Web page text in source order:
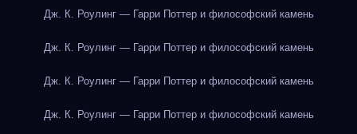
Дж. К. Роулинг — Гарри Поттер и философский камень
Дж. К. Роулинг — Гарри Поттер и философский камень
Дж. К. Роулинг — Гарри Поттер и философский камень
Дж. К. Роулинг — Гарри Поттер и философский камень